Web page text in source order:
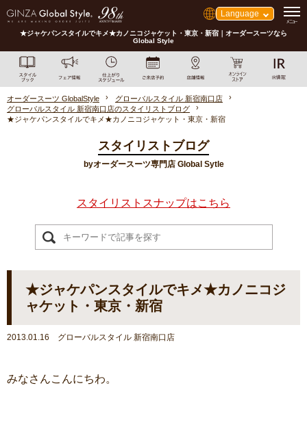
Language
★ジャケパンスタイルでキメ★カノニコジャケット・東京・新宿｜オーダースーツなら
Global Style
オーダースーツ GlobalStyle
グローバルスタイル 新宿南口店
グローバルスタイル 新宿南口店のスタイリストブログ
★ジャケパンスタイルでキメ★カノニコジャケット・東京・新宿
スタイリストブログ
byオーダースーツ専門店 Global Sytle
スタイリストスナップはこちら
★ジャケパンスタイルでキメ★カノニコジ
ャケット・東京・新宿
2013.01.16 グローバルスタイル 新宿南口店
みなさんこんにちわ。